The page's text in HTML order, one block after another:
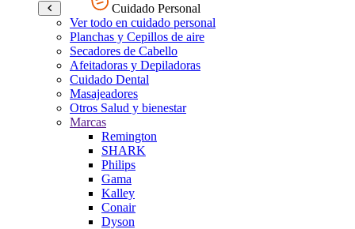
Cuidado Personal
Ver todo en cuidado personal
Planchas y Cepillos de aire
Secadores de Cabello
Afeitadoras y Depiladoras
Cuidado Dental
Masajeadores
Otros Salud y bienestar
Marcas
Remington
SHARK
Philips
Gama
Kalley
Conair
Dyson